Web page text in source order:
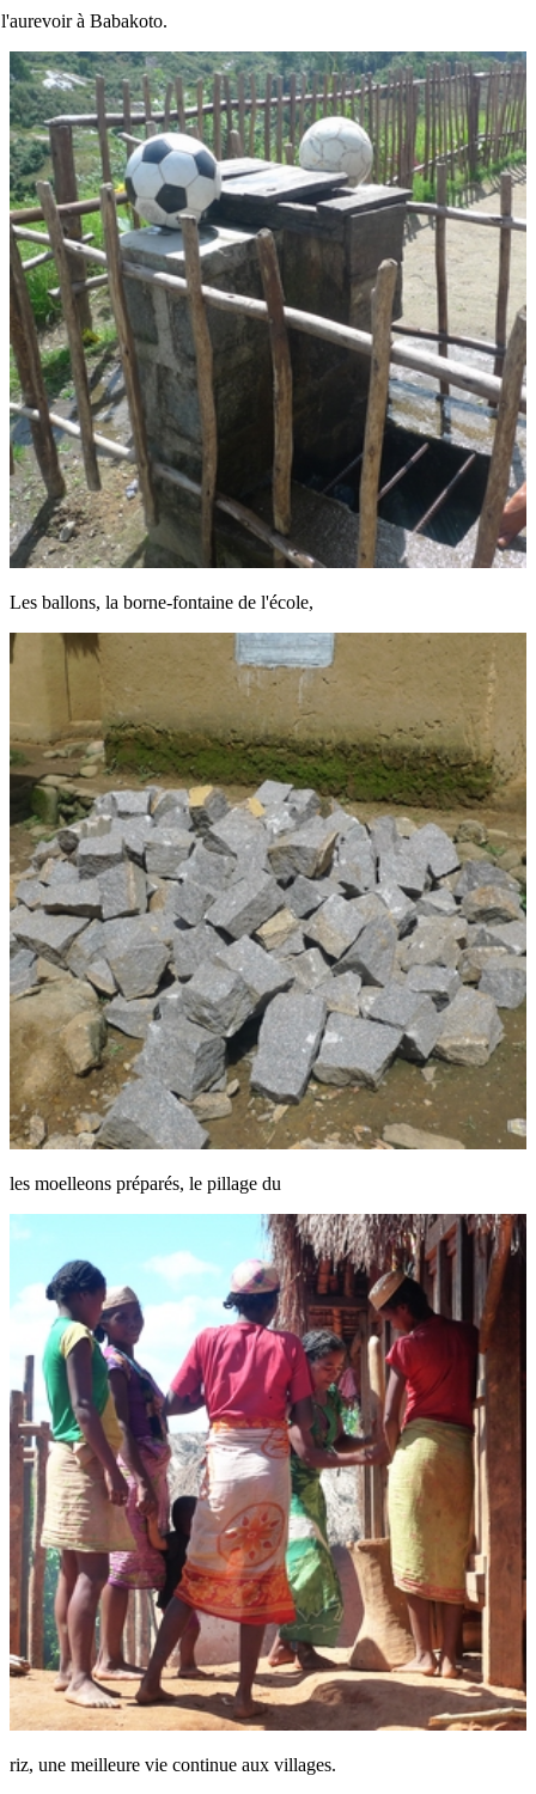
à Babakoto.
Les ballons, la borne-fontaine de l'école,
les moelleons préparés, le pillage du
riz, une meilleure vie continue aux villages.